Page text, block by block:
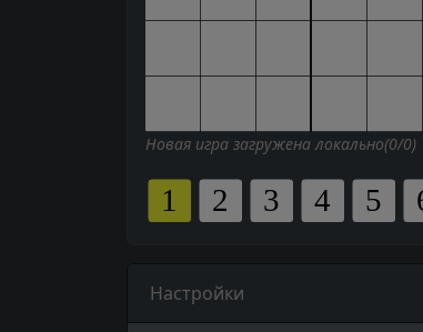
Новая игра загружена локально(0/0)
Настройки